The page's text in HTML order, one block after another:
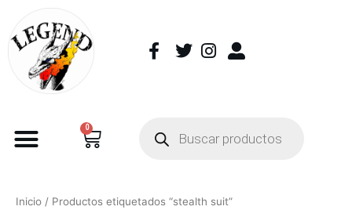
0
Inicio / Productos etiquetados “stealth suit”